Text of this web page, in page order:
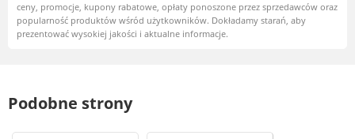
ceny, promocje, kupony rabatowe, opłaty ponoszone przez sprzedawców oraz
popularność produktów wśród użytkowników. Dokładamy starań, aby
prezentować wysokiej jakości i aktualne informacje.
Podobne strony